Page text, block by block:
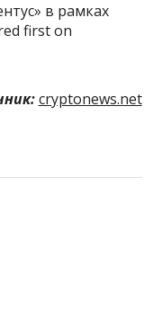
в рамках
first on
cryptonews.net